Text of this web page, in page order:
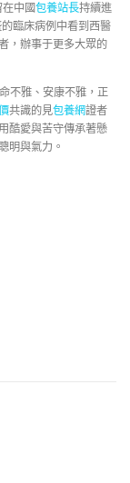
中國包養站長持續進
臨床病例中看到西醫
，辦事于更多大眾的
不雅、安康不雅，正
共識的見包養網證者
酷愛與苦守傳承著懸
明與氣力。